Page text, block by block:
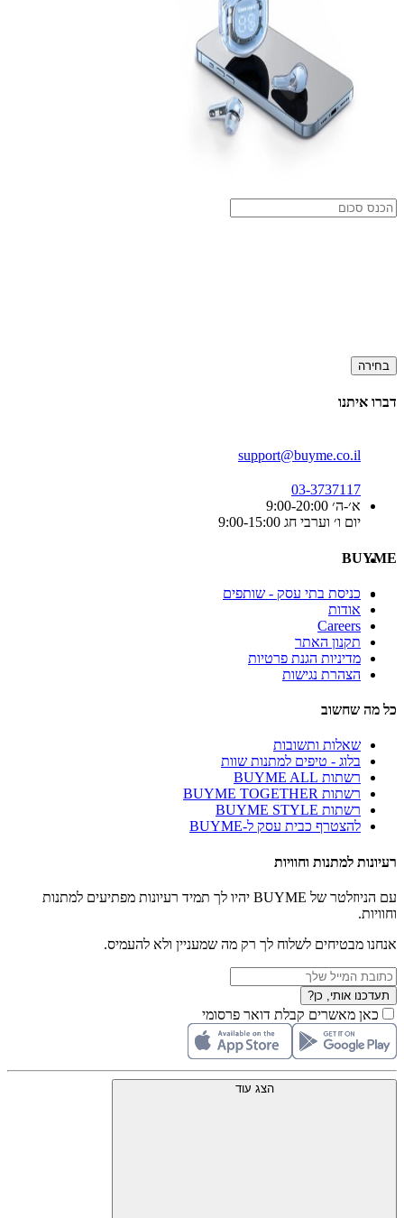
בחירה
דברו איתנו
support@buyme.co.il
03-3737117
א׳-ה׳ 9:00-20:00
יום ו׳ וערבי חג 9:00-15:00
BUYME
כניסת בתי עסק - שותפים
אודות
Careers
תקנון האתר
מדיניות הגנת פרטיות
הצהרת נגישות
כל מה שחשוב
שאלות ותשובות
בלוג - טיפים למתנות שוות
רשתות BUYME ALL
רשתות BUYME TOGETHER
רשתות BUYME STYLE
להצטרף כבית עסק ל-BUYME
רעיונות למתנות וחוויות
עם הניוזלטר של BUYME יהיו לך תמיד רעיונות מפתיעים למתנות
וחוויות.
אנחנו מבטיחים לשלוח לך רק מה שמעניין ולא להעמיס.
תעדכנו אותי, כן?
כאן מאשרים קבלת דואר פרסומי
הצג עוד